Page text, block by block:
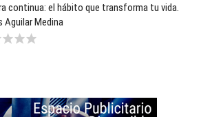
continua: el hábito que transforma tu vida.
Aguilar Medina